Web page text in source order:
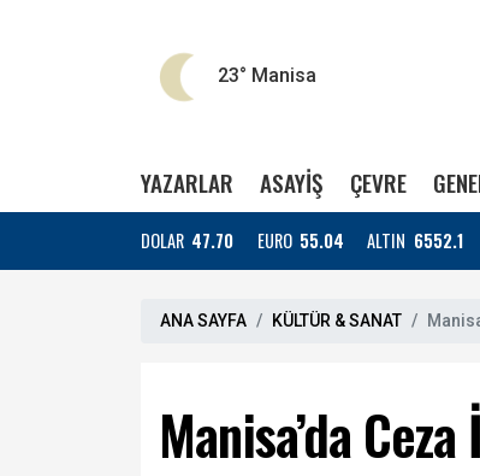
23° Manisa
YAZARLAR ASAYİŞ ÇEVRE
DOLAR 47.70 EURO 55.04 ALTIN 6552.1
ANA SAYFA KÜLTÜR & SANAT
Manisa’da